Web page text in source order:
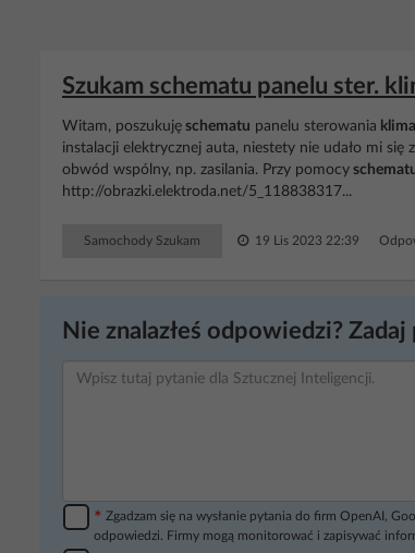
Szukam schematu panelu ster.
Witam, poszukuję schematu panelu sterowania
instalacji elektrycznej auta, niestety nie udało mi się
obwód wspólny, np. zasilania. Przy pomocy
http://obrazki.elektroda.net/5_118838317...
Samochody Szukam 19 Lis 2023 22:39
Nie znalazłeś odpowiedzi?
* Zgadzam się na wysłanie pytania do firm OpenAI,
odpowiedzi. Firmy mogą monitorować i zapisywać